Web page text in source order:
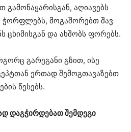
გამონაყარისგან, აღიავებს
ჭორფლებს, მოგაშორებთ შავ
ცხიმისგან და ახშობს ფორებს.
გარეგანი გზით, ისე
ერთად შემოგთავაზებთ
წესებს.
დაგჭირდებათ შემდეგი